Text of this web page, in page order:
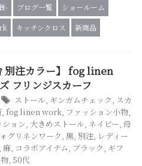
- ブログ一覧
ショールーム
キッチンクロス 新商品
別注カラー】 fog linen
フリンジスカーフ
ストール, ギンガムチェック, スカ
, fog linen work, ファッション小物,
ション, 大きめストール, ネイビー, 母
グリネンワーク, 黒, 別注, レディー
, 麻, コラボアイテム, ブラック, ギフ
, 50代